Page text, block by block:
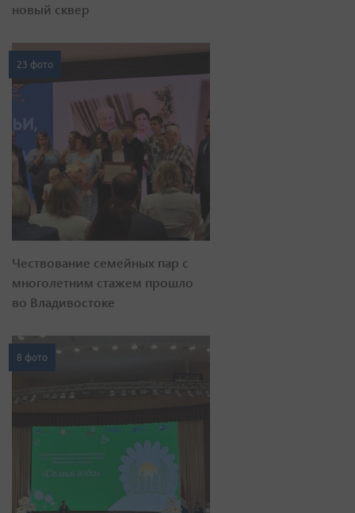
новый сквер
23 фото
Чествование семейных пар с
многолетним стажем прошло
во Владивостоке
8 фото